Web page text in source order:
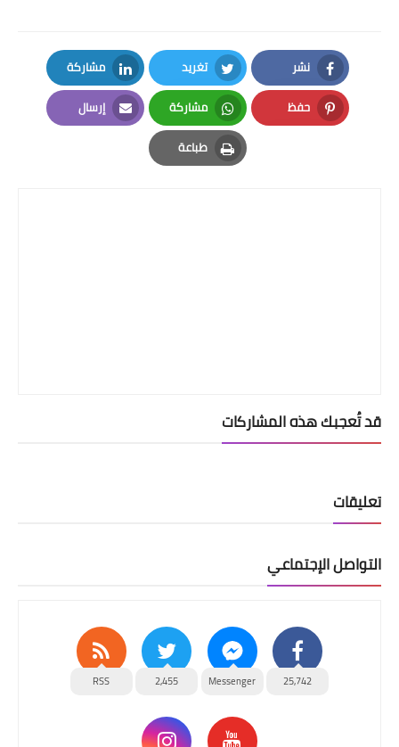
نشر
Facebook
تغريد
Twitter
مشاركة
LinkedIn
حفظ
Pinterest
مشاركة
Whatsapp
إرسال
Email
طباعة
Print
قد تُعجبك هذه المشاركات
تعليقات
التواصل الإجتماعي
25,742
Messenger
2,455
RSS